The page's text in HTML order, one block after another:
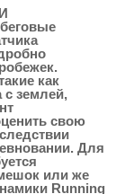
как
с землей,
свою
Для
или же
Running